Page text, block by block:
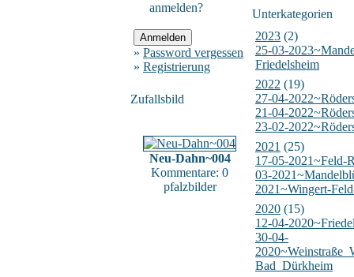
anmelden?
» Password vergessen
» Registrierung
Zufallsbild
Neu-Dahn~004
Kommentare: 0
pfalzbilder
Unterkategorien
2023 (2)
25-03-
Friedelsheim
2022 (19)
27-04-
21-04-
23-02-
2021 (25)
17-05-2021~Feld-
03-
2021~Wingert-
2020 (15)
12-04-
30-04-
Bad_Dürkheim